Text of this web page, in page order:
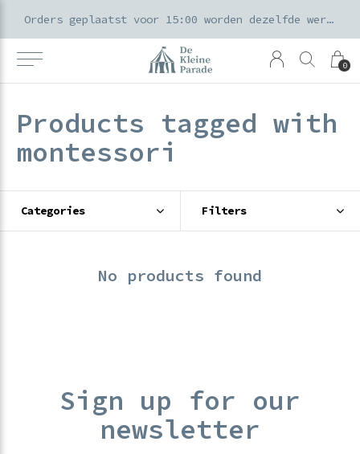
0
Orders geplaatst voor 15:00 worden dezelfde werkdag verzonden
Products tagged with
montessori
Categories Filters
No products found
Sign up for our
newsletter